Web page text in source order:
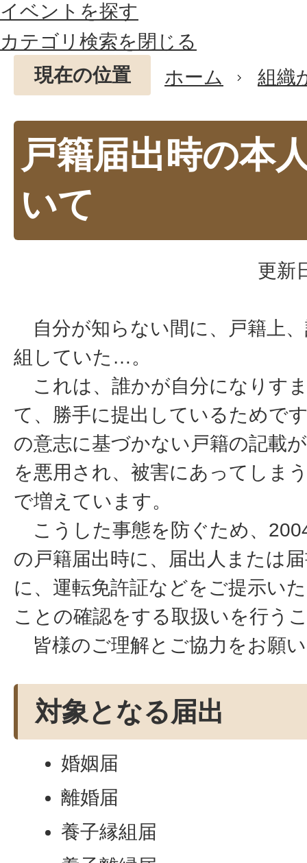
イベントを探す
カテゴリ検索を閉じる
現在の位置
ホーム 組織
戸籍届出時の本
いて
更新
自分が知らない間に、戸籍上
組していた…。
これは、誰かが自分になりす
て、勝手に提出しているためで
の意志に基づかない戸籍の記載
を悪用され、被害にあってしま
で増えています。
こうした事態を防ぐため、
の戸籍届出時に、届出人または
に、運転免許証などをご提示い
ことの確認をする取扱いを行う
皆様のご理解とご協力をお願
対象となる届出
婚姻届
離婚届
養子縁組届